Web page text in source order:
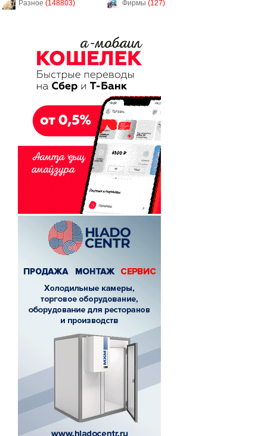
Разное (148803) Фирмы (127)